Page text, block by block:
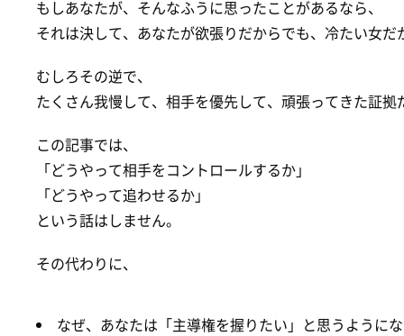
もしあなたが、そんなふうに思ったことがあるなら、
それは決して、あなたが欲張りだからでも、冷たい女だ
むしろその逆で、
たくさん我慢して、相手を優先して、頑張ってきた証拠
この記事では、
「どうやって相手をコントロールするか」
「どうやって追わせるか」
という話はしません。
その代わりに、
なぜ、あなたは「主導権を握りたい」と思うように